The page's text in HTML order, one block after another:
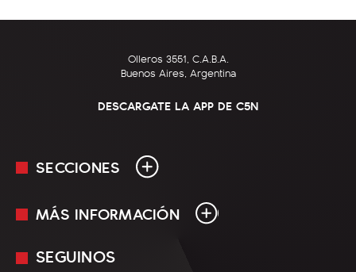
Olleros 3551, C.A.B.A.
Buenos Aires, Argentina
DESCARGATE LA APP DE C5N
SECCIONES
En Vivo
MÁS INFORMACIÓN
Mediakit
SEGUINOS